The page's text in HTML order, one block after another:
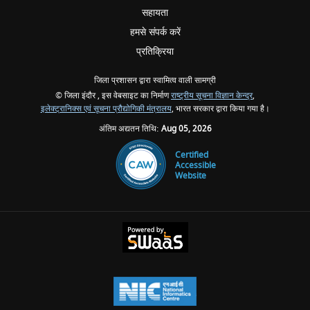
सहायता
हमसे संपर्क करें
प्रतिक्रिया
जिला प्रशासन द्वारा स्वामित्व वाली सामग्री
© जिला इंदौर , इस वेबसाइट का निर्माणराष्ट्रीय सूचना विज्ञान केन्द्र,
इलेक्ट्रानिक्स एवं सूचना प्रौद्योगिकी मंत्रालय, भारत सरकार द्वारा किया गया है।
अंतिम अद्यतन तिथि: Aug 05, 2026
Certified
Accessible
Website